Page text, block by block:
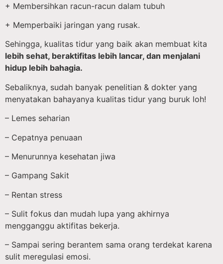
+ Membersihkan racun-racun dalam tubuh
+ Memperbaiki jaringan yang rusak.
Sehingga, kualitas tidur yang baik akan membuat kita
lebih sehat, beraktifitas lebih lancar, dan menjalani
hidup lebih bahagia.
Sebaliknya, sudah banyak penelitian & dokter yang
menyatakan bahayanya kualitas tidur yang buruk loh!
– Lemes seharian
– Cepatnya penuaan
– Menurunnya kesehatan jiwa
– Gampang Sakit
– Rentan stress
– Sulit fokus dan mudah lupa yang akhirnya
mengganggu aktifitas bekerja.
– Sampai sering berantem sama orang terdekat karena
sulit meregulasi emosi.